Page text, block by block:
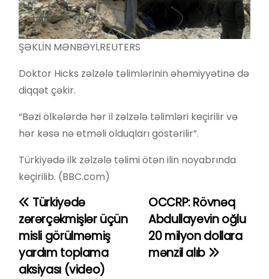
ŞƏKLİN MƏNBƏYİ,REUTERS
Doktor Hicks zəlzələ təlimlərinin əhəmiyyətinə də
diqqət çəkir.
“Bəzi ölkələrdə hər il zəlzələ təlimləri keçirilir və
hər kəsə nə etməli olduqları göstərilir”.
Türkiyədə ilk zəlzələ təlimi ötən ilin noyabrında
keçirilib. (BBC.com)
Y
a
z
OCCRP: Rövnəq
Abdullayevin oğlu
20 milyon dollara
mənzil alıb
Türkiyədə
zərərçəkmişlər üçün
misli görülməmiş
yardım toplama
aksiyası (video)